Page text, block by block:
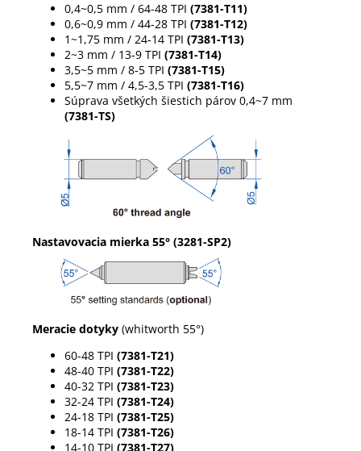
0,4~0,5 mm / 64-48 TPI (7381-T11)
0,6~0,9 mm / 44-28 TPI (7381-T12)
1~1,75 mm / 24-14 TPI (7381-T13)
2~3 mm / 13-9 TPI (7381-T14)
3,5~5 mm / 8-5 TPI (7381-T15)
5,5~7 mm / 4,5-3,5 TPI (7381-T16)
Súprava všetkých šiestich párov 0,4~7 mm
(7381-TS)
Nastavovacia mierka 55° (3281-SP2)
Meracie dotyky (whitworth 55°)
60-48 TPI (7381-T21)
48-40 TPI (7381-T22)
40-32 TPI (7381-T23)
32-24 TPI (7381-T24)
24-18 TPI (7381-T25)
18-14 TPI (7381-T26)
14-10 TPI (7381-T27)